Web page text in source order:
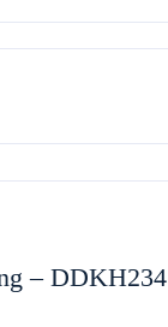
– DDKH234